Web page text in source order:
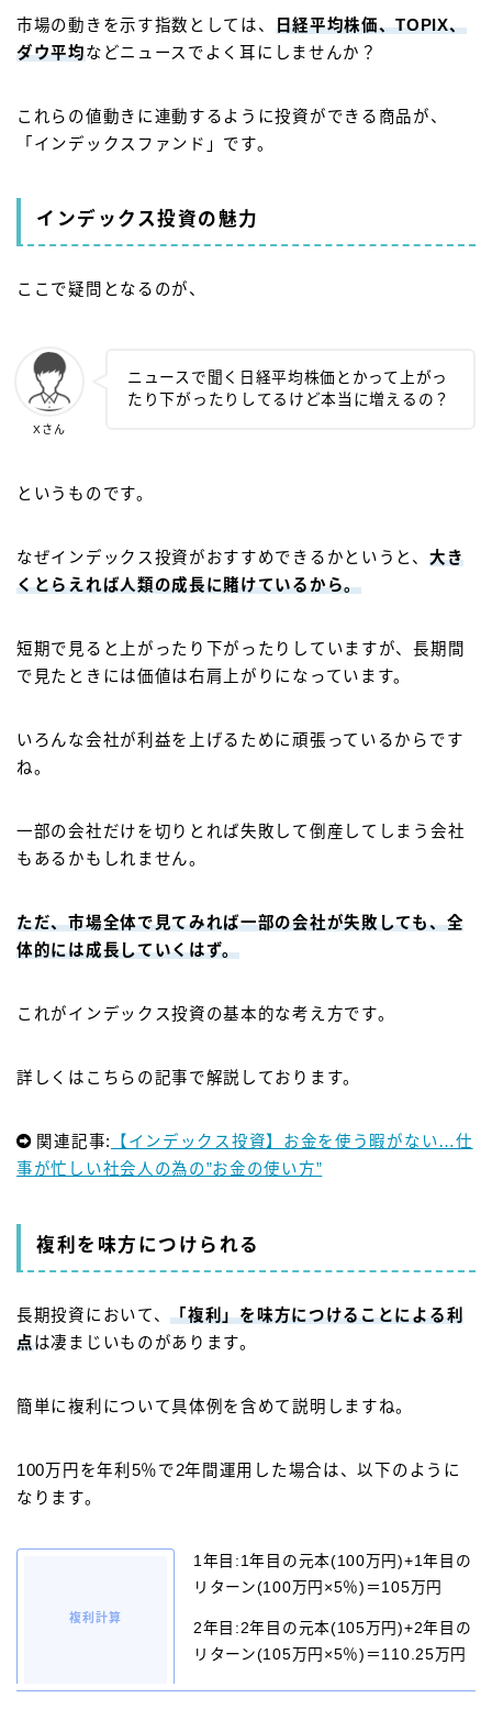
市場の動きを示す指数としては、 日経平均株価、TOPIX、
ダウ平均などニュースでよく耳にしませんか？
これらの値動きに連動するように投資ができる商品が、
「インデックスファンド」です。
インデックス投資の魅力
ここで疑問となるのが、
Xさん
ニュースで聞く日経平均株価とかって上がっ
たり下がったりしてるけど本当に増えるの？
というものです。
なぜインデックス投資がおすすめできるかというと、 大き
くとらえれば人類の成長に賭けているから。
短期で見ると上がったり下がったりしていますが、長期間
で見たときには価値は右肩上がりになっています。
いろんな会社が利益を上げるために頑張っているからです
ね。
一部の会社だけを切りとれば失敗して倒産してしまう会社
もあるかもしれません。
ただ、市場全体で見てみれば一部の会社が失敗しても、全
体的には成長していくはず。
これがインデックス投資の基本的な考え方です。
詳しくはこちらの記事で解説しております。
関連記事:
【インデックス投資】お金を使う暇がない…仕
事が忙しい社会人の為の”お金の使い方”
複利を味方につけられる
長期投資において、「複利」を味方につけることによる利
点は凄まじいものがあります。
簡単に複利について具体例を含めて説明しますね。
100万円を年利5％で2年間運用した場合は、以下のように
なります。
複利計算
1年目:1年目の元本(100万円)+1年目の
リターン(100万円×5％)＝105万円
2年目:2年目の元本(105万円)+2年目の
リターン(105万円×5％)＝110.25万円